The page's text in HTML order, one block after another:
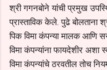
श्री गगनबोने यांची प्रमुख
प्रास्ताविक केले. पुढे बोलताना
पिक विमा कंपन्या मालक आणि
विमा कंपन्यांना फायदेशीर अशा
विमा कंपन्यांचे ठरवतील तोच